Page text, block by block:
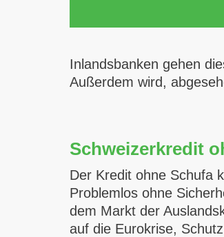
Inlandsbanken gehen
Außerdem wird,
Schweizerkredit
Der Kredit ohne Schufa
Problemlos ohne
dem Markt der
auf die Eurokrise,